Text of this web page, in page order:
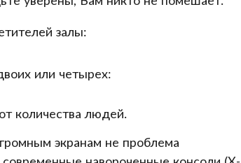
залы:
или четырех:
количества людей.
экранам не проблема